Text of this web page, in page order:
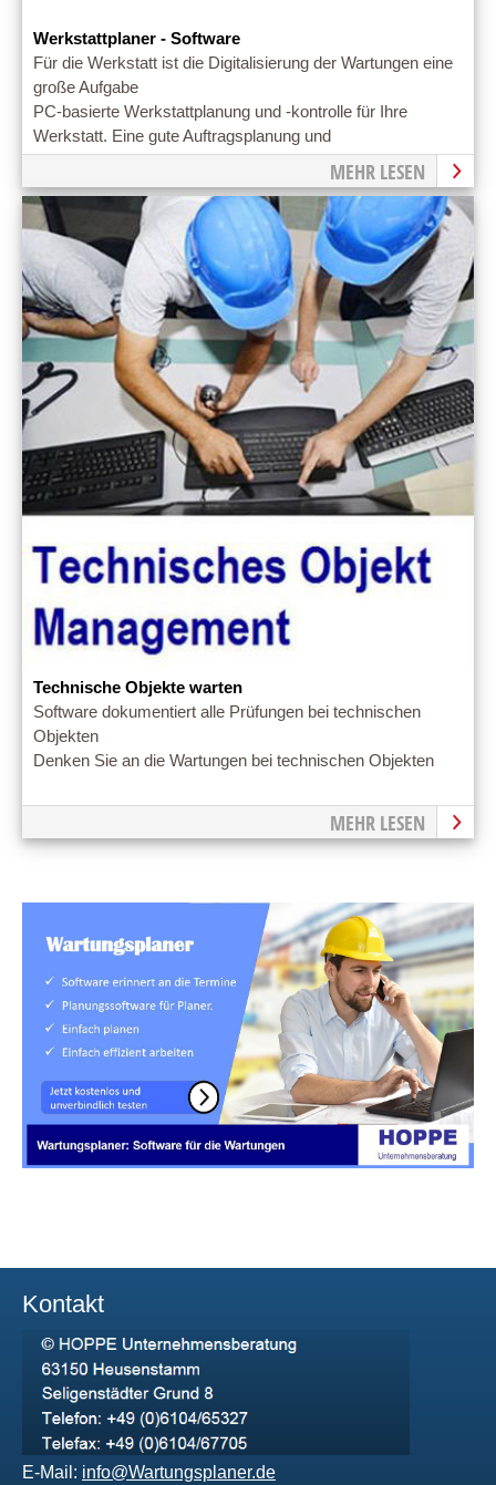
Werkstattplaner - Software
Für die Werkstatt ist die Digitalisierung der Wartungen eine
große Aufgabe
PC-basierte Werkstattplanung und -kontrolle für Ihre
Werkstatt. Eine gute Auftragsplanung und
Aufgabensteuerung ist bereits die halbe Miete.MEHR LESEN
Technische Objekte warten
Software dokumentiert alle Prüfungen bei technischen
Objekten
Denken Sie an die Wartungen bei technischen Objekten
MEHR LESEN
Kontakt
E-Mail: info@Wartungsplaner.de